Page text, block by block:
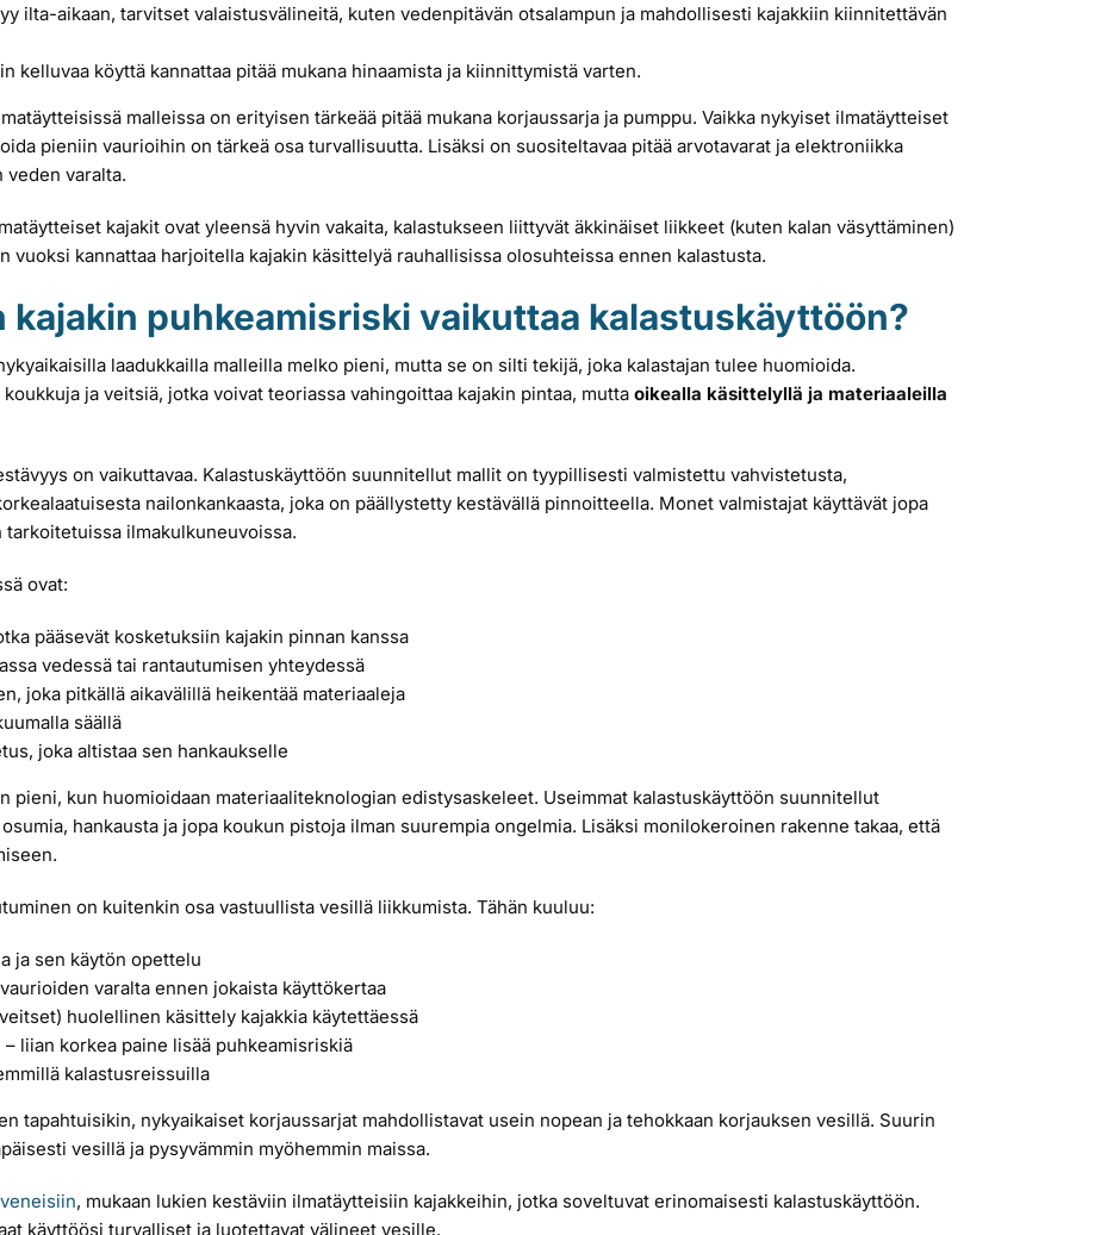
ilta-aikaan, tarvitset valaistusvälineitä, kuten vedenpitävän otsalampun ja mahdollisesti kajakkiin kiinnitettävän
kelluvaa köyttä kannattaa pitää mukana hinaamista ja kiinnittymistä varten.
malleissa on erityisen tärkeää pitää mukana korjaussarja ja pumppu. Vaikka nykyiset ilmatäytteiset
pieniin vaurioihin on tärkeä osa turvallisuutta. Lisäksi on suositeltavaa pitää arvotavarat ja elektroniikka
varalta.
kajakit ovat yleensä hyvin vakaita, kalastukseen liittyvät äkkinäiset liikkeet (kuten kalan väsyttäminen)
vuoksi kannattaa harjoitella kajakin käsittelyä rauhallisissa olosuhteissa ennen kalastusta.
puhkeamisriski vaikuttaa kalastuskäyttöön?
laadukkailla malleilla melko pieni, mutta se on silti tekijä, joka kalastajan tulee huomioida.
ja veitsiä, jotka voivat teoriassa vahingoittaa kajakin pintaa, mutta oikealla käsittelyllä ja materiaaleilla
on vaikuttavaa. Kalastuskäyttöön suunnitellut mallit on tyypillisesti valmistettu vahvistetusta,
nailonkankaasta, joka on päällystetty kestävällä pinnoitteella. Monet valmistajat käyttävät jopa
ilmakulkuneuvoissa.
ovat:
pääsevät kosketuksiin kajakin pinnan kanssa
vedessä tai rantautumisen yhteydessä
joka pitkällä aikavälillä heikentää materiaaleja
säällä
joka altistaa sen hankaukselle
pieni, kun huomioidaan materiaaliteknologian edistysaskeleet. Useimmat kalastuskäyttöön suunnitellut
hankausta ja jopa koukun pistoja ilman suurempia ongelmia. Lisäksi monilokeroinen rakenne takaa, että
on kuitenkin osa vastuullista vesillä liikkumista. Tähän kuuluu:
ja sen käytön opettelu
varalta ennen jokaista käyttökertaa
huolellinen käsittely kajakkia käytettäessä
liian korkea paine lisää puhkeamisriskiä
kalastusreissuilla
tapahtuisikin, nykyaikaiset korjaussarjat mahdollistavat usein nopean ja tehokkaan korjauksen vesillä. Suurin
vesillä ja pysyvämmin myöhemmin maissa.
, mukaan lukien kestäviin ilmatäytteisiin kajakkeihin, jotka soveltuvat erinomaisesti kalastuskäyttöön.
käyttöösi turvalliset ja luotettavat välineet vesille.